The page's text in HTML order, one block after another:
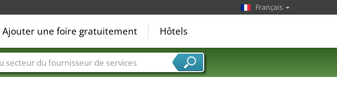
Français
Ajouter une foire gratuitement Hôtels
Secteurs du fournisseur de services